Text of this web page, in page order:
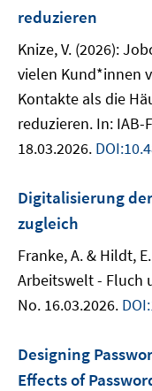
reduzieren
Knize, V. (2026):
vielen Kund*innen
Kontakte als die
reduzieren. In:
18.03.2026.
Digitalisierung
zugleich
Franke, A. & Hildt,
Arbeitswelt - Fluch
No. 16.03.2026.
Designing
Effects of